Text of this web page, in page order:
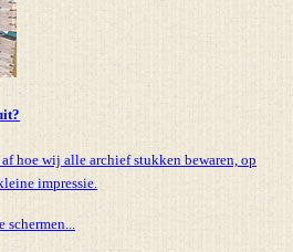
hoe wij alle archief stukken bewaren, op
impressie.
schermen...